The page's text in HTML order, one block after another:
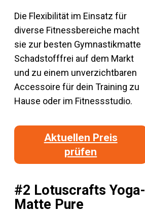
Die Flexibilität im Einsatz für
diverse Fitnessbereiche macht
sie zur besten Gymnastikmatte
Schadstofffrei auf dem Markt
und zu einem unverzichtbaren
Accessoire für dein Training zu
Hause oder im Fitnessstudio.
Aktuellen Preis
prüfen
#2 Lotuscrafts Yoga-
Matte Pure